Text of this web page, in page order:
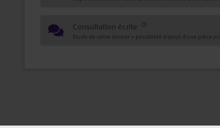
Consultation écrite
Etude de votre dossier + possibilité d'ajout d'une pièce